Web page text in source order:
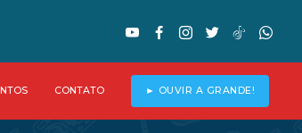
CONTATO ► OUVIR A GRANDE!